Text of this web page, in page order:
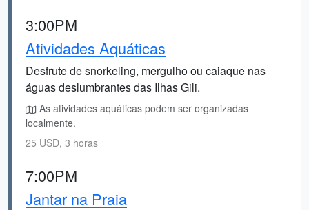
3:00PM
Atividades Aquáticas
Desfrute de snorkeling, mergulho ou caiaque nas
águas deslumbrantes das Ilhas Gili.
As atividades aquáticas podem ser organizadas
localmente.
25 USD, 3 horas
7:00PM
Jantar na Praia